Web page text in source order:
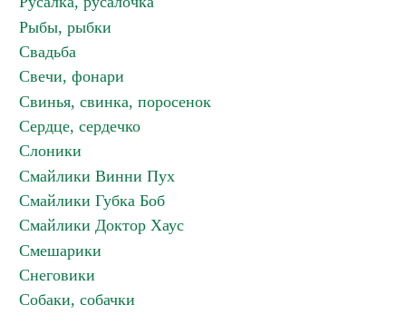
Рыбы, рыбки
Свадьба
Свечи, фонари
Свинья, свинка, поросенок
Сердце, сердечко
Слоники
Смайлики Винни Пух
Смайлики Губка Боб
Смайлики Доктор Хаус
Смешарики
Снеговики
Собаки, собачки